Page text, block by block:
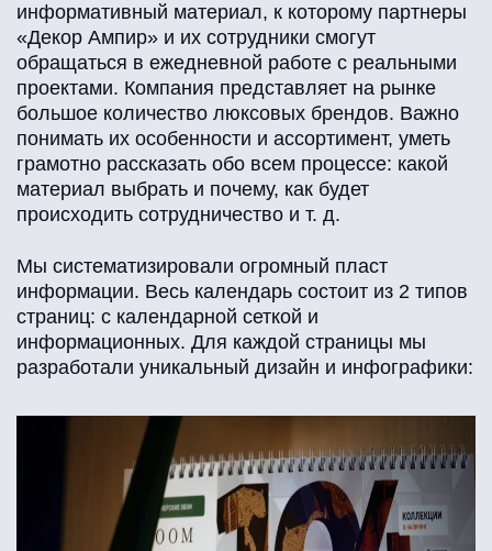
информативный материал, к которому партнеры
«Декор Ампир» и их сотрудники смогут
обращаться в ежедневной работе с реальными
проектами. Компания представляет на рынке
большое количество люксовых брендов. Важно
понимать их особенности и ассортимент, уметь
грамотно рассказать обо всем процессе: какой
материал выбрать и почему, как будет
происходить сотрудничество и т. д.
Мы систематизировали огромный пласт
информации. Весь календарь состоит из 2 типов
страниц: с календарной сеткой и
информационных. Для каждой страницы мы
разработали уникальный дизайн и инфографики: